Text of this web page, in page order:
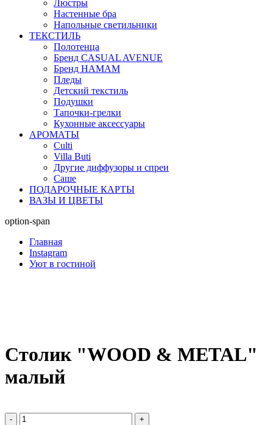
Люстры
Настенные бра
Напольные светильники
ТЕКСТИЛЬ
Полотенца
Бренд CASUAL AVENUE
Бренд HAMAM
Пледы
Детский текстиль
Подушки
Тапочки-грелки
Кухонные аксессуары
АРОМАТЫ
Culti
Villa Buti
Другие диффузоры и спреи
Саше
ПОДАРОЧНЫЕ КАРТЫ
ВАЗЫ И ЦВЕТЫ
option-span
Главная
Instagram
Уют в гостиной
Столик "WOOD & METAL"
малый
-
+